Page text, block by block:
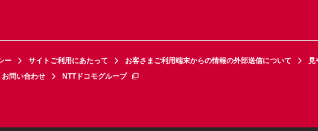
ー サイトご利用にあたって お客さまご利用端末からの情報の外部送信について
見
お問い合わせ NTTドコモグループ